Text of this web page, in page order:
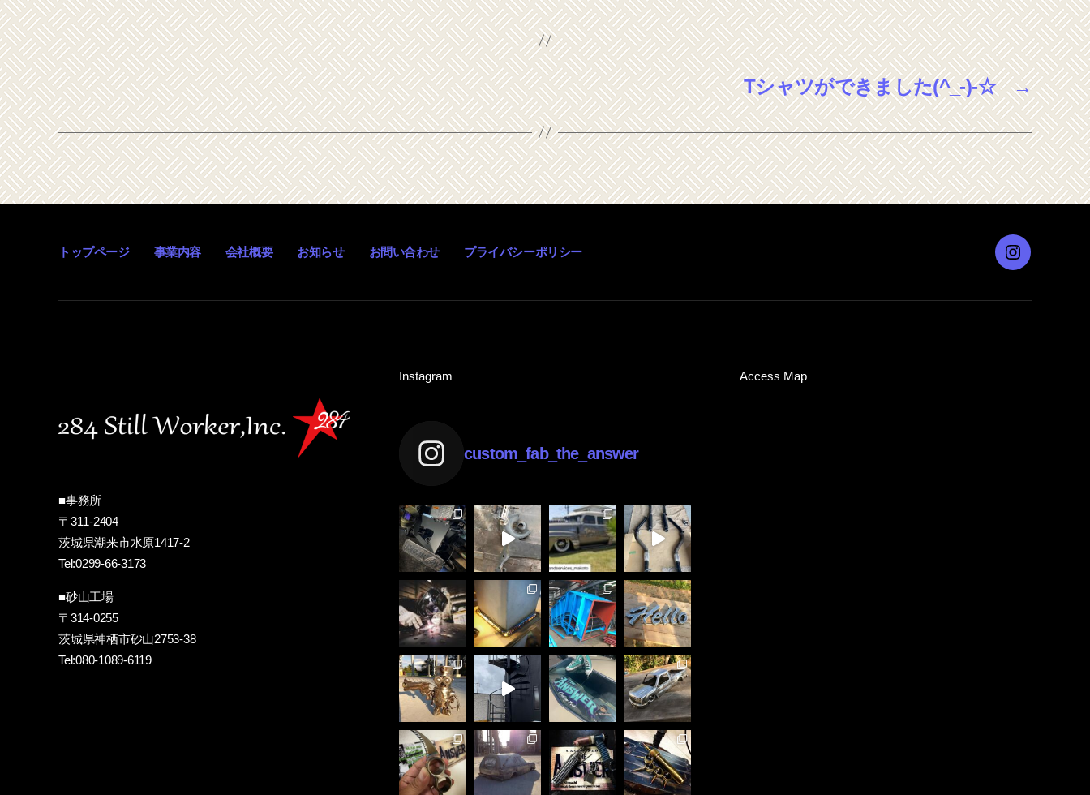
→
Tシャツができました(^_-)-☆
トップページ 事業内容 会社概要 お知らせ お問い合わせ プライバシーポリシー
Instagram
■事務所
〒311-2404
茨城県潮来市水原1417-2
Tel:0299-66-3173
■砂山工場
〒314-0255
茨城県神栖市砂山2753-38
Tel:080-1089-6119
Instagram
custom_fab_the_answer
Access Map